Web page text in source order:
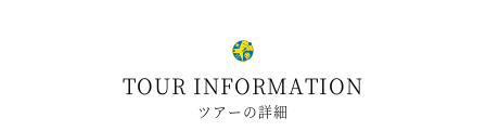
TOUR INFORMATION
ツアーの詳細